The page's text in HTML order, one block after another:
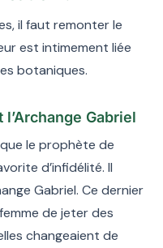
il faut remonter le
est intimement liée
botaniques.
Gabriel
le prophète de
d’infidélité. Il
Gabriel. Ce dernier
de jeter des
changeaient de